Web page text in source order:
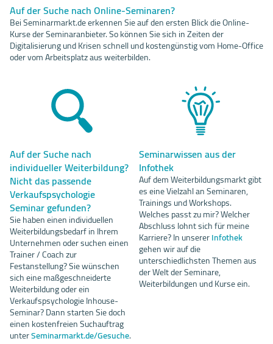
Auf der Suche nach Online-Seminaren?
Bei Seminarmarkt.de erkennen Sie auf den ersten Blick die Online-
Kurse der Seminaranbieter. So können Sie sich in Zeiten der
Digitalisierung und Krisen schnell und kostengünstig vom Home-Office
oder vom Arbeitsplatz aus weiterbilden.
Auf der Suche nach
individueller Weiterbildung?
Nicht das passende
Verkaufspsychologie
Seminar gefunden?
Sie haben einen individuellen
Weiterbildungsbedarf in Ihrem
Unternehmen oder suchen einen
Trainer / Coach zur
Festanstellung? Sie wünschen
sich eine maßgeschneiderte
Weiterbildung oder ein
Verkaufspsychologie Inhouse-
Seminar? Dann starten Sie doch
einen kostenfreien Suchauftrag
unterSeminarmarkt.de/Gesuche.
Seminarwissen aus der
Infothek
Auf dem Weiterbildungsmarkt gibt
es eine Vielzahl an Seminaren,
Trainings und Workshops.
Welches passt zu mir? Welcher
Abschluss lohnt sich für meine
Karriere? In unsererInfothek
gehen wir auf die
unterschiedlichsten Themen aus
der Welt der Seminare,
Weiterbildungen und Kurse ein.